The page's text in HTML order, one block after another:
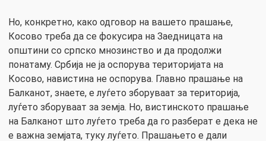
Но, конкретно, како одговор на вашето прашање,
Косово треба да се фокусира на Заедницата на
општини со српско мнозинство и да продолжи
понатаму. Србија не ја оспорува територијата на
Косово, навистина не оспорува. Главно прашање на
Балканот, знаете, е луѓето зборуваат за територија,
луѓето зборуваат за земја. Но, вистинското прашање
на Балканот што луѓето треба да го разберат е дека не
е важна земјата, туку луѓето. Прашањето е дали